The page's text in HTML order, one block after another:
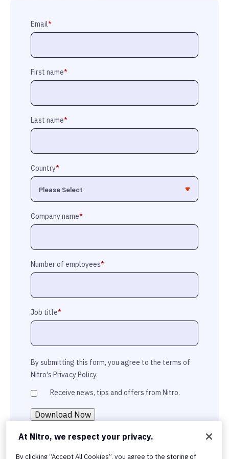
Email*
First name*
Last name*
Country*
Company name*
Number of employees*
Job title*
By submitting this form, you agree to the terms of
Nitro's Privacy Policy.
Receive news, tips and offers from Nitro.
At Nitro, we respect your privacy.
By clicking “Accept All Cookies”, you agree to the storing of